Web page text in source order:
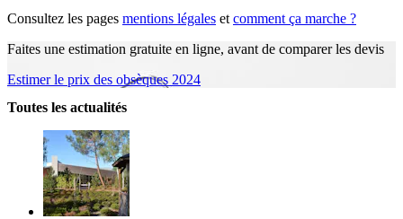
Consultez les pages mentions légales et comment ça marche ?
Faites une estimation gratuite en ligne, avant de comparer les devis
Estimer le prix des obsèques 2024
Toutes les actualités